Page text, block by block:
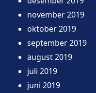
november 2019
oktober 2019
september 2019
august 2019
juli 2019
juni 2019